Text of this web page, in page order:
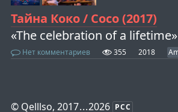
Тайна Коко / Coco (2017)
«The celebration of a lifetime»
Нет комментариев 355 2018
© Qelllso, 2017...2026 РСС